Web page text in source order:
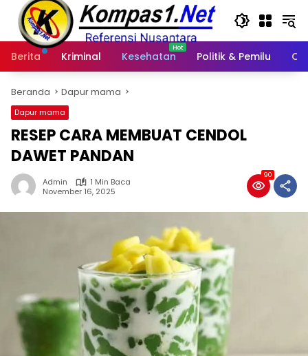
Langsung
konten
Berita
Kriminal Kesehatan Politik & Pemilu
Beranda Dapur mama
Dapur mama
RESEP CARA MEMBUAT CENDOL
DAWET PANDAN
Admin
1 Min Baca
November 16, 2025
90